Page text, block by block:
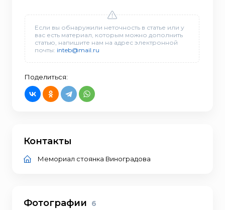
Если вы обнаружили неточность в статье или у
вас есть материал, которым можно дополнить
статью, напишите нам на адрес электронной
почты: inteb@mail.ru
Поделиться:
Контакты
Мемориал стоянка Виноградова
Фотографии 6